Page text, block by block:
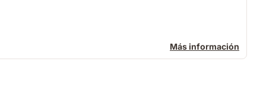
Más información